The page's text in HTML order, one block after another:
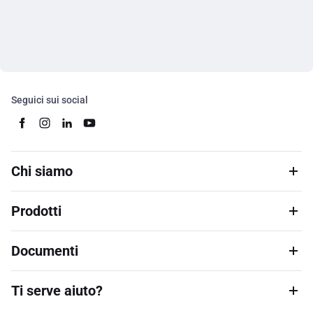
Seguici sui social
Chi siamo
Prodotti
Documenti
Ti serve aiuto?